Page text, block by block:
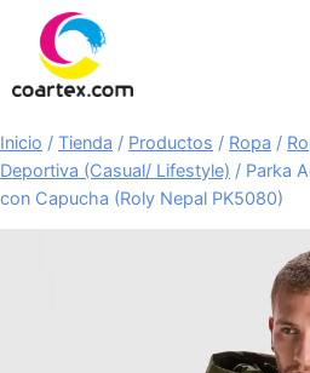
Saltar
contenido
Inicio / Tienda / Productos / Ropa /
Deportiva (Casual/ Lifestyle) / Parka
con Capucha (Roly Nepal PK5080)